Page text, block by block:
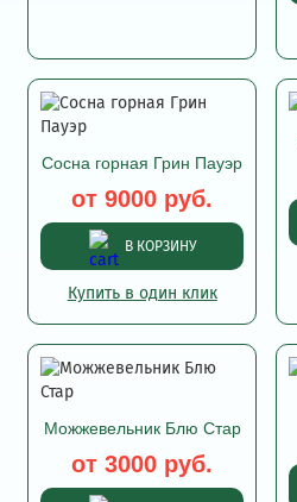
Сосна горная Грин Пауэр
от 9000 руб.
В КОРЗИНУ
Купить в один клик
Можжевельник Блю Стар
от 3000 руб.